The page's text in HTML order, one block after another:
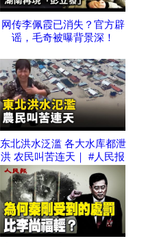
网传李佩霞已消失？官方辟
谣，毛奇被曝背景深！
东北洪水泛滥 各大水库都泄
洪 农民叫苦连天｜ #人民报